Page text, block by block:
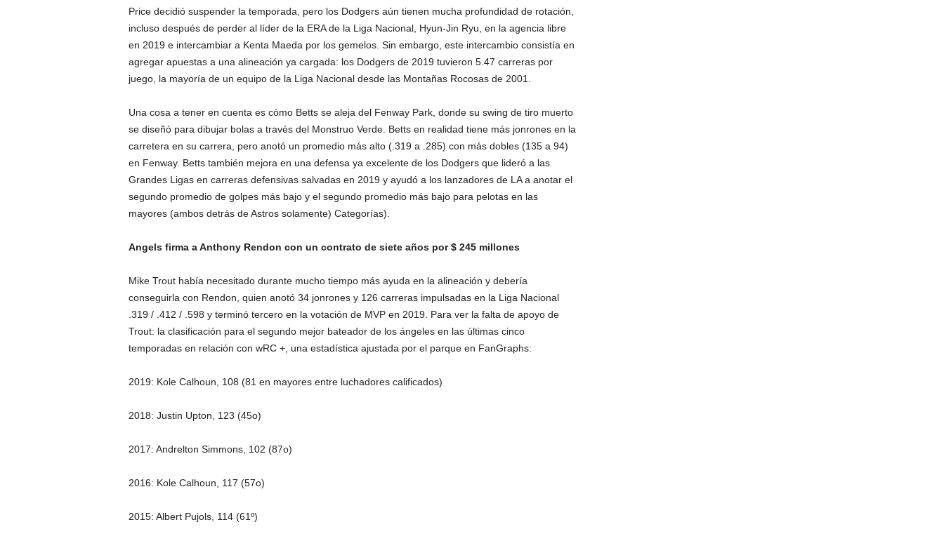
Price decidió suspender la temporada, pero los Dodgers aún tienen mucha profundidad de rotación,
incluso después de perder al líder de la ERA de la Liga Nacional, Hyun-Jin Ryu, en la agencia libre
en 2019 e intercambiar a Kenta Maeda por los gemelos. Sin embargo, este intercambio consistía en
agregar apuestas a una alineación ya cargada: los Dodgers de 2019 tuvieron 5.47 carreras por
juego, la mayoría de un equipo de la Liga Nacional desde las Montañas Rocosas de 2001.
Una cosa a tener en cuenta es cómo Betts se aleja del Fenway Park, donde su swing de tiro muerto
se diseñó para dibujar bolas a través del Monstruo Verde. Betts en realidad tiene más jonrones en la
carretera en su carrera, pero anotó un promedio más alto (.319 a .285) con más dobles (135 a 94)
en Fenway. Betts también mejora en una defensa ya excelente de los Dodgers que lideró a las
Grandes Ligas en carreras defensivas salvadas en 2019 y ayudó a los lanzadores de LA a anotar el
segundo promedio de golpes más bajo y el segundo promedio más bajo para pelotas en las
mayores (ambos detrás de Astros solamente) Categorías).
Angels firma a Anthony Rendon con un contrato de siete años por $ 245 millones
Mike Trout había necesitado durante mucho tiempo más ayuda en la alineación y debería
conseguirla con Rendon, quien anotó 34 jonrones y 126 carreras impulsadas en la Liga Nacional
.319 / .412 / .598 y terminó tercero en la votación de MVP en 2019. Para ver la falta de apoyo de
Trout: la clasificación para el segundo mejor bateador de los ángeles en las últimas cinco
temporadas en relación con wRC +, una estadística ajustada por el parque en FanGraphs:
2019: Kole Calhoun, 108 (81 en mayores entre luchadores calificados)
2018: Justin Upton, 123 (45o)
2017: Andrelton Simmons, 102 (87o)
2016: Kole Calhoun, 117 (57o)
2015: Albert Pujols, 114 (61º)